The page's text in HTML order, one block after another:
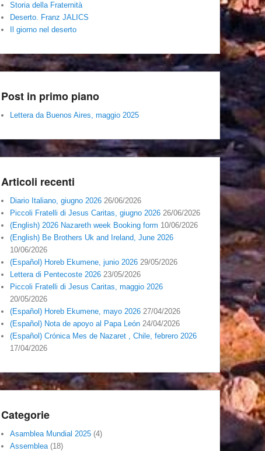
Storia della Fraternità
Deserto. Franz JALICS
Il giorno nel deserto
Post in primo piano
Lettera da Buenos Aires, maggio 2025
Articoli recenti
Diario Italiano, giugno 2026 26/06/2026
Piccoli Fratelli di Jesus Caritas, giugno 2026 26/06/2026
(English) 2026 Nazareth week Booking form 10/06/2026
(English) Be Brothers Uk and Ireland, June 2026
10/06/2026
(Español) Horeb Ekumene, junio 2026 29/05/2026
Lettera di Pentecoste 2026 23/05/2026
Piccoli Fratelli di Jesus Caritas, maggio 2026
20/05/2026
(Español) Horeb Ekumene, mayo 2026 27/04/2026
(Español) Nota de apoyo al Papa León 24/04/2026
(Español) Crónica Mes de Nazaret , Chile, febrero 2026
17/04/2026
Categorie
Asamblea Mundial 2025 (4)
Assemblea(18)